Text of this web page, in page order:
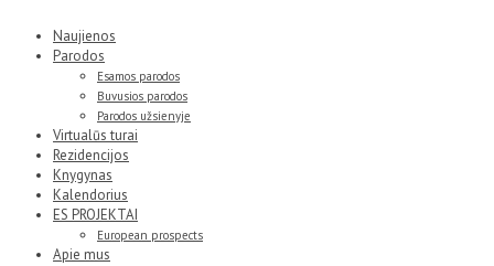
Naujienos
Parodos
Esamos parodos
Buvusios parodos
Parodos užsienyje
Virtualūs turai
Rezidencijos
Knygynas
Kalendorius
ES PROJEKTAI
European prospects
Apie mus